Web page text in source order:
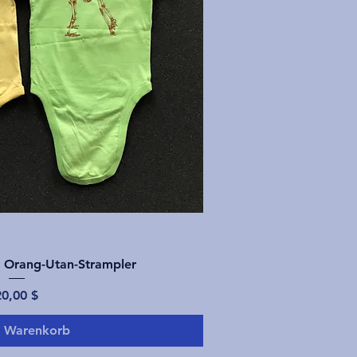
Utan-Strampler
$
Warenkorb